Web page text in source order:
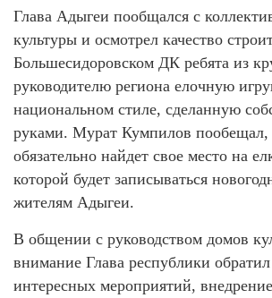
Глава Адыгеи пообщался с
культуры и осмотрел качество
Большесидоровском ДК ребята из
руководителю региона елочную
национальном стиле, сделанную
руками. Мурат Кумпилов пообещал,
обязательно найдет свое место на
которой будет записываться
жителям Адыгеи.
В общении с руководством домов
внимание Глава республики
интересных мероприятий, внедрение